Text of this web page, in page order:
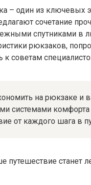
– один из ключевых
сочетание
спутниками в
рюкзаков,
к советам
на рюкзаке и
системами комфорта
от каждого шага в
станет